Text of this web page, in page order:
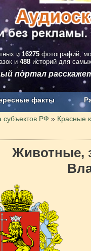
и 16275 фотографий,
и 488 историй для
портал
факты
субъектов РФ » Красные
Животные,